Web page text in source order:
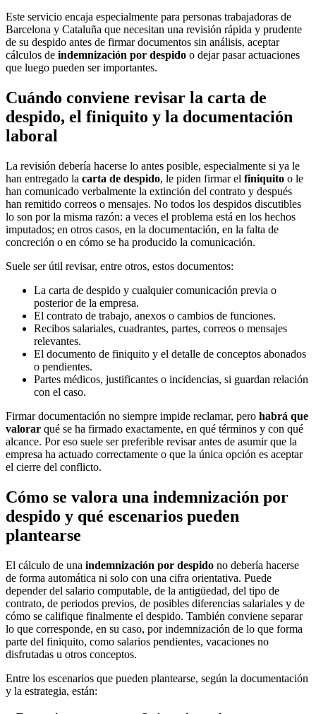
Este servicio encaja especialmente para personas trabajadoras de
Barcelona y Cataluña que necesitan una revisión rápida y prudente
de su despido antes de firmar documentos sin análisis, aceptar
cálculos de indemnización por despido o dejar pasar actuaciones
que luego pueden ser importantes.
Cuándo conviene revisar la carta de
despido, el finiquito y la documentación
laboral
La revisión debería hacerse lo antes posible, especialmente si ya le
han entregado la carta de despido, le piden firmar el finiquito o le
han comunicado verbalmente la extinción del contrato y después
han remitido correos o mensajes. No todos los despidos discutibles
lo son por la misma razón: a veces el problema está en los hechos
imputados; en otros casos, en la documentación, en la falta de
concreción o en cómo se ha producido la comunicación.
Suele ser útil revisar, entre otros, estos documentos:
La carta de despido y cualquier comunicación previa o
posterior de la empresa.
El contrato de trabajo, anexos o cambios de funciones.
Recibos salariales, cuadrantes, partes, correos o mensajes
relevantes.
El documento de finiquito y el detalle de conceptos abonados
o pendientes.
Partes médicos, justificantes o incidencias, si guardan relación
con el caso.
Firmar documentación no siempre impide reclamar, pero habrá que
valorar qué se ha firmado exactamente, en qué términos y con qué
alcance. Por eso suele ser preferible revisar antes de asumir que la
empresa ha actuado correctamente o que la única opción es aceptar
el cierre del conflicto.
Cómo se valora una indemnización por
despido y qué escenarios pueden
plantearse
El cálculo de una indemnización por despido no debería hacerse
de forma automática ni solo con una cifra orientativa. Puede
depender del salario computable, de la antigüedad, del tipo de
contrato, de periodos previos, de posibles diferencias salariales y de
cómo se califique finalmente el despido. También conviene separar
lo que corresponde, en su caso, por indemnización de lo que forma
parte del finiquito, como salarios pendientes, vacaciones no
disfrutadas u otros conceptos.
Entre los escenarios que pueden plantearse, según la documentación
y la estrategia, están: